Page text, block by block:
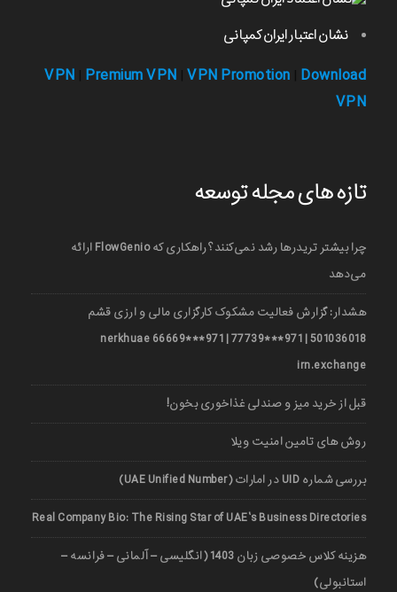
نشان اعتبار ایران کمپانی
VPN Premium VPN VPN Promotion Download
VPN
تازه های مجله توسعه
چرا بیشتر تریدرها رشد نمی‌کنند؟ راهکاری که FlowGenio ارائه
می‌دهد
هشدار: گزارش فعالیت مشکوک کارگزاری مالی و ارزی قشم
501036018 | 971***77739 | 971***66669 nerkhuae
irn.exchange
قبل از خرید میز و صندلی غذاخوری بخون!
روش های تامین امنیت ویلا
بررسی شماره UID در امارات (UAE Unified Number)
Real Company Bio: The Rising Star of UAE’s Business Directories
هزینه کلاس خصوصی زبان 1403 (انگلیسی – آلمانی – فرانسه –
استانبولی)